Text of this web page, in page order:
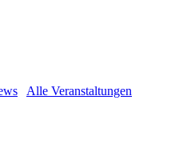
Alle Veranstaltungen